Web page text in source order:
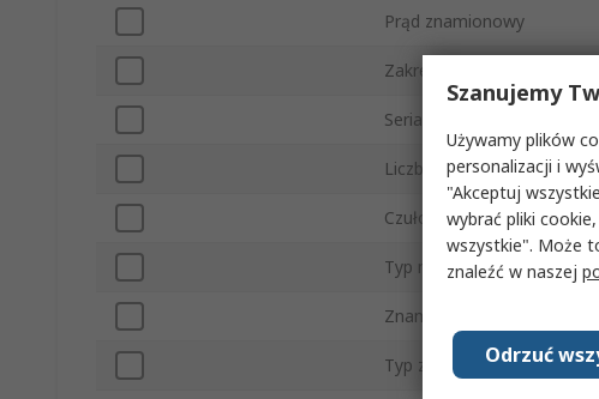
Prąd znamionowy
Zakres
Seria
Liczba Biegunów
Czułość wyłączania
Typ montażu
Znamionowe napięcie AC
Typ złącza
Szanujemy
Używamy plików
personalizacji i
"Akceptuj
wybrać pliki
wszystkie". Może
znaleźć w naszej
Odrzuć